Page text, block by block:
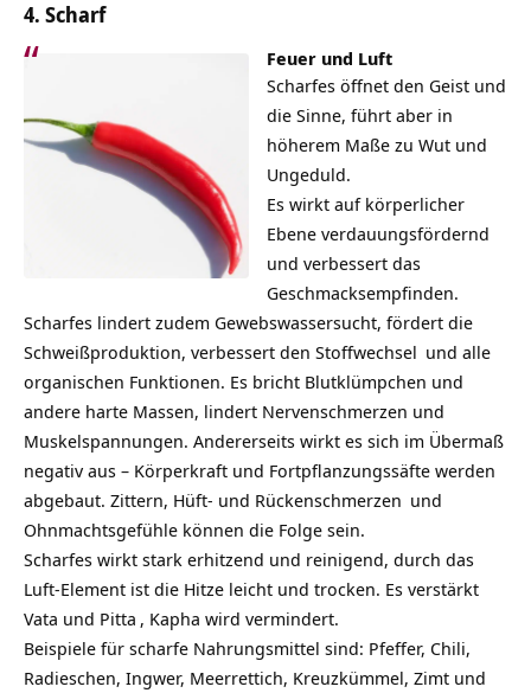
4. Scharf
Feuer und Luft
Scharfes öffnet den Geist und
die Sinne, führt aber in
höherem Maße zu Wut und
Ungeduld.
Es wirkt auf körperlicher
Ebene verdauungsfördernd
und verbessert das
Geschmacksempfinden.
Scharfes lindert zudem Gewebswassersucht, fördert die
Schweißproduktion, verbessert den Stoffwechsel und alle
organischen Funktionen. Es bricht Blutklümpchen und
andere harte Massen, lindert Nervenschmerzen und
Muskelspannungen. Andererseits wirkt es sich im Übermaß
negativ aus – Körperkraft und Fortpflanzungssäfte werden
abgebaut. Zittern, Hüft- und Rückenschmerzen und
Ohnmachtsgefühle können die Folge sein.
Scharfes wirkt stark erhitzend und reinigend, durch das
Luft-Element ist die Hitze leicht und trocken. Es verstärkt
Vata und Pitta , Kapha wird vermindert.
Beispiele für scharfe Nahrungsmittel sind: Pfeffer, Chili,
Radieschen, Ingwer, Meerrettich, Kreuzkümmel, Zimt und